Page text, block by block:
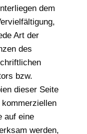
dem
Art der
des
bzw.
dieser Seite
auf eine
werden,